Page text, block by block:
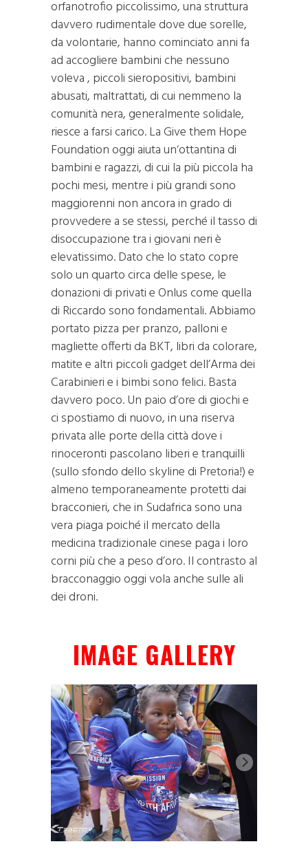
orfanotrofio piccolissimo, una struttura
davvero rudimentale dove due sorelle,
da volontarie, hanno cominciato anni fa
ad accogliere bambini che nessuno
voleva , piccoli sieropositivi, bambini
abusati, maltrattati, di cui nemmeno la
comunità nera, generalmente solidale,
riesce a farsi carico. La Give them Hope
Foundation oggi aiuta un‘ottantina di
bambini e ragazzi, di cui la più piccola ha
pochi mesi, mentre i più grandi sono
maggiorenni non ancora in grado di
provvedere a se stessi, perché il tasso di
disoccupazione tra i giovani neri è
elevatissimo. Dato che lo stato copre
solo un quarto circa delle spese, le
donazioni di privati e Onlus come quella
di Riccardo sono fondamentali. Abbiamo
portato pizza per pranzo, palloni e
magliette offerti da BKT, libri da colorare,
matite e altri piccoli gadget dell’Arma dei
Carabinieri e i bimbi sono felici. Basta
davvero poco. Un paio d’ore di giochi e
ci spostiamo di nuovo, in una riserva
privata alle porte della città dove i
rinoceronti pascolano liberi e tranquilli
(sullo sfondo dello skyline di Pretoria!) e
almeno temporaneamente protetti dai
bracconieri, che in Sudafrica sono una
vera piaga poiché il mercato della
medicina tradizionale cinese paga i loro
corni più che a peso d’oro. Il contrasto al
bracconaggio oggi vola anche sulle ali
dei droni.
IMAGE GALLERY